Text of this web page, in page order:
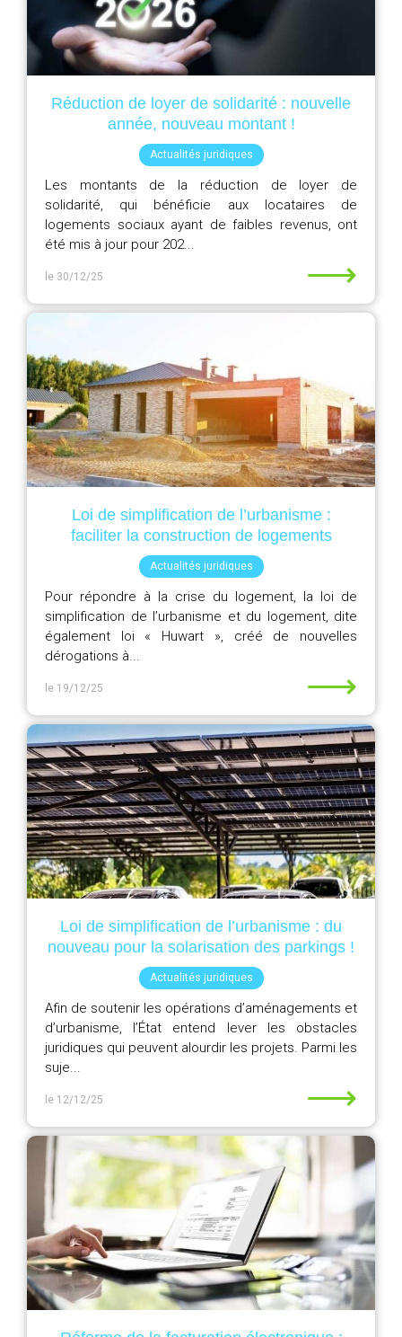
Réduction de loyer de solidarité : nouvelle
année, nouveau montant !
Actualités juridiques
Les montants de la réduction de loyer de
solidarité, qui bénéficie aux locataires de
logements sociaux ayant de faibles revenus, ont
été mis à jour pour 202...
le 30/12/25 ⟶
Loi de simplification de l’urbanisme :
faciliter la construction de logements
Actualités juridiques
Pour répondre à la crise du logement, la loi de
simplification de l’urbanisme et du logement, dite
également loi « Huwart », créé de nouvelles
dérogations à...
le 19/12/25 ⟶
Loi de simplification de l’urbanisme : du
nouveau pour la solarisation des parkings !
Actualités juridiques
Afin de soutenir les opérations d’aménagements et
d’urbanisme, l’État entend lever les obstacles
juridiques qui peuvent alourdir les projets. Parmi les
suje...
le 12/12/25 ⟶